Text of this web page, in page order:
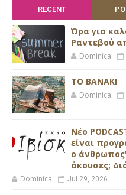
RECENT
Ώρα για
Ραντεβού
Dominica
ΤΟ ΒΑΝΑΚΙ
Dominica
Νέο
είναι
ο
άκουσες;
Dominica Jul 29, 2026